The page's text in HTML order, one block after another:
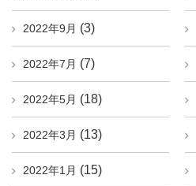
2022年9月 (3)
2022年7月 (7)
2022年5月 (18)
2022年3月 (13)
2022年1月 (15)